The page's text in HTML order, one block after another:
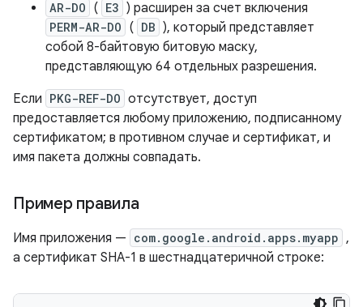
AR-DO ( E3 ) расширен за счет включения
PERM-AR-DO ( DB ), который представляет
собой 8-байтовую битовую маску,
представляющую 64 отдельных разрешения.
Если PKG-REF-DO отсутствует, доступ
предоставляется любому приложению, подписанному
сертификатом; в противном случае и сертификат, и
имя пакета должны совпадать.
Пример правила
Имя приложения — com.google.android.apps.myapp ,
а сертификат SHA-1 в шестнадцатеричной строке: